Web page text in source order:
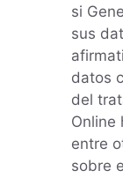
si
sus
datos
del
Online
entre
sobre